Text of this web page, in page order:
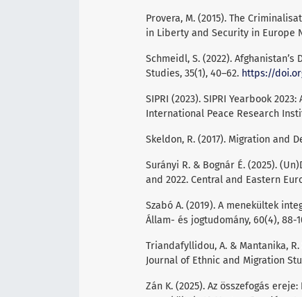
Provera, M. (2015). The
in Liberty and Security in Europe
Schmeidl, S. (2022).
Studies, 35(1), 40–62. https://
SIPRI (2023). SIPRI Yearbook
International Peace Research
Skeldon, R. (2017). Migration and
Surányi R. & Bognár É. (2025).
and 2022. Central and Eastern
Szabó A. (2019). A menekültek
Állam- és jogtudomány, 60(4), 88-
Triandafyllidou, A. & Mantanika,
Journal of Ethnic and Migration
Zán K. (2025). Az összefogás